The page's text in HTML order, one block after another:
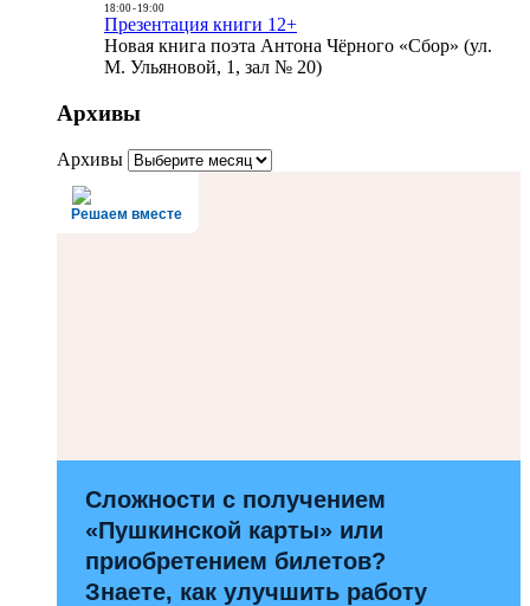
18:00- 19:00
Презентация книги 12+
Новая книга поэта Антона Чёрного «Сбор» (ул.
М. Ульяновой, 1, зал № 20)
Архивы
Архивы
Решаем вместе
Сложности с получением
«Пушкинской карты» или
приобретением билетов?
Знаете, как улучшить работу